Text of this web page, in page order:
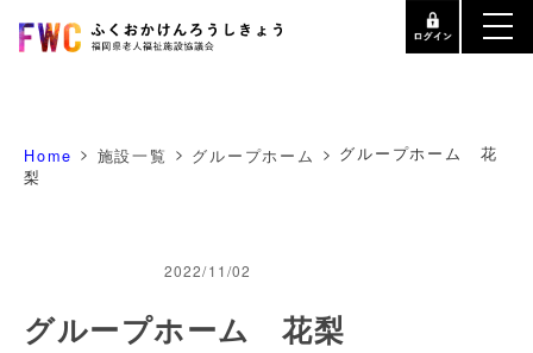
Home > 施設一覧 > グループホーム > グループホーム 花
梨
2022/11/02
グループホーム 花梨